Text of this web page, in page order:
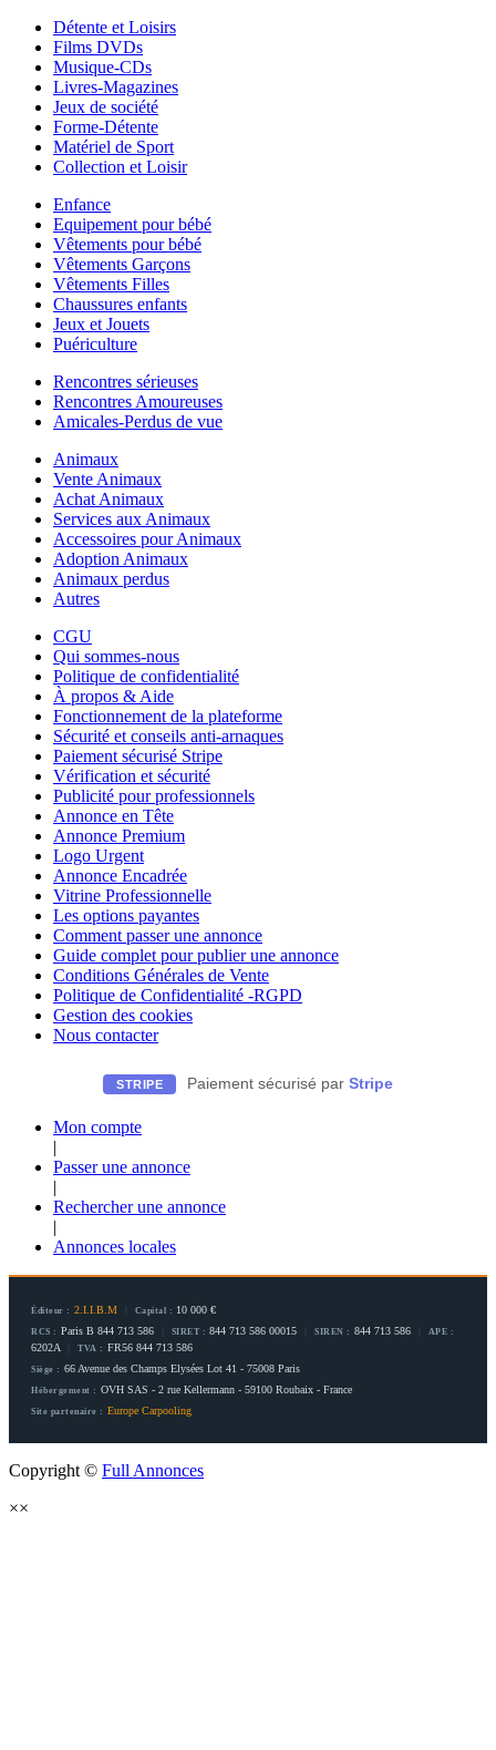
Détente et Loisirs
Films DVDs
Musique-CDs
Livres-Magazines
Jeux de société
Forme-Détente
Matériel de Sport
Collection et Loisir
Enfance
Equipement pour bébé
Vêtements pour bébé
Vêtements Garçons
Vêtements Filles
Chaussures enfants
Jeux et Jouets
Puériculture
Rencontres sérieuses
Rencontres Amoureuses
Amicales-Perdus de vue
Animaux
Vente Animaux
Achat Animaux
Services aux Animaux
Accessoires pour Animaux
Adoption Animaux
Animaux perdus
Autres
CGU
Qui sommes-nous
Politique de confidentialité
À propos & Aide
Fonctionnement de la plateforme
Sécurité et conseils anti-arnaques
Paiement sécurisé Stripe
Vérification et sécurité
Publicité pour professionnels
Annonce en Tête
Annonce Premium
Logo Urgent
Annonce Encadrée
Vitrine Professionnelle
Les options payantes
Comment passer une annonce
Guide complet pour publier une annonce
Conditions Générales de Vente
Politique de Confidentialité -RGPD
Gestion des cookies
Nous contacter
STRIPE Paiement sécurisé par Stripe
Mon compte
|
Passer une annonce
|
Rechercher une annonce
|
Annonces locales
Éditeur : 2.I.I.B.M Capital : 10 000 €
RCS : Paris B 844 713 586 SIRET : 844 713 586 00015 SIREN : 844 713 586 APE :
6202A TVA : FR56 844 713 586
Siège : 66 Avenue des Champs Elysées Lot 41 - 75008 Paris
Hébergement : OVH SAS - 2 rue Kellermann - 59100 Roubaix - France
Site partenaire : Europe Carpooling
Copyright © Full Annonces
××